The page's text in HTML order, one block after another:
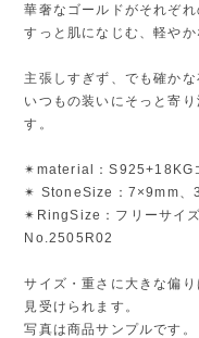
華奢なゴールドがそれぞれ
すっと肌になじむ、軽や
主張しすぎず、でも確かな
いつもの装いにそっと寄
す。
✴︎material：S925+18KG
✴︎ StoneSize：7×9mm、
✴︎RingSize：フリーサイズ
No.2505R02
サイズ・重さに大きな偏
見受けられます。
写真は商品サンプルです。